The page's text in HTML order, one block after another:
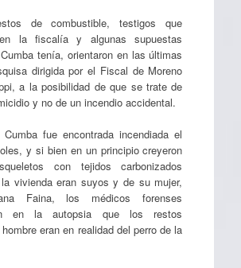
de combustible, testigos que
la fiscalía y algunas supuestas
tenía, orientaron en las últimas
dirigida por el Fiscal de Moreno
a la posibilidad de que se trate de
y no de un incendio accidental.
fue encontrada incendiada el
y si bien en un principio creyeron
con tejidos carbonizados
vivienda eran suyos y de su mujer,
Faina, los médicos forenses
en la autopsia que los restos
eran en realidad del perro de la